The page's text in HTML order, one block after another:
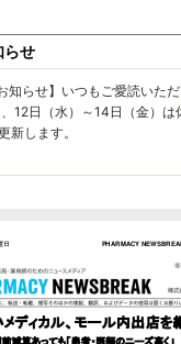
らせ
知らせ】いつもご愛読いた
12日（水）～14日（金）は
新します。